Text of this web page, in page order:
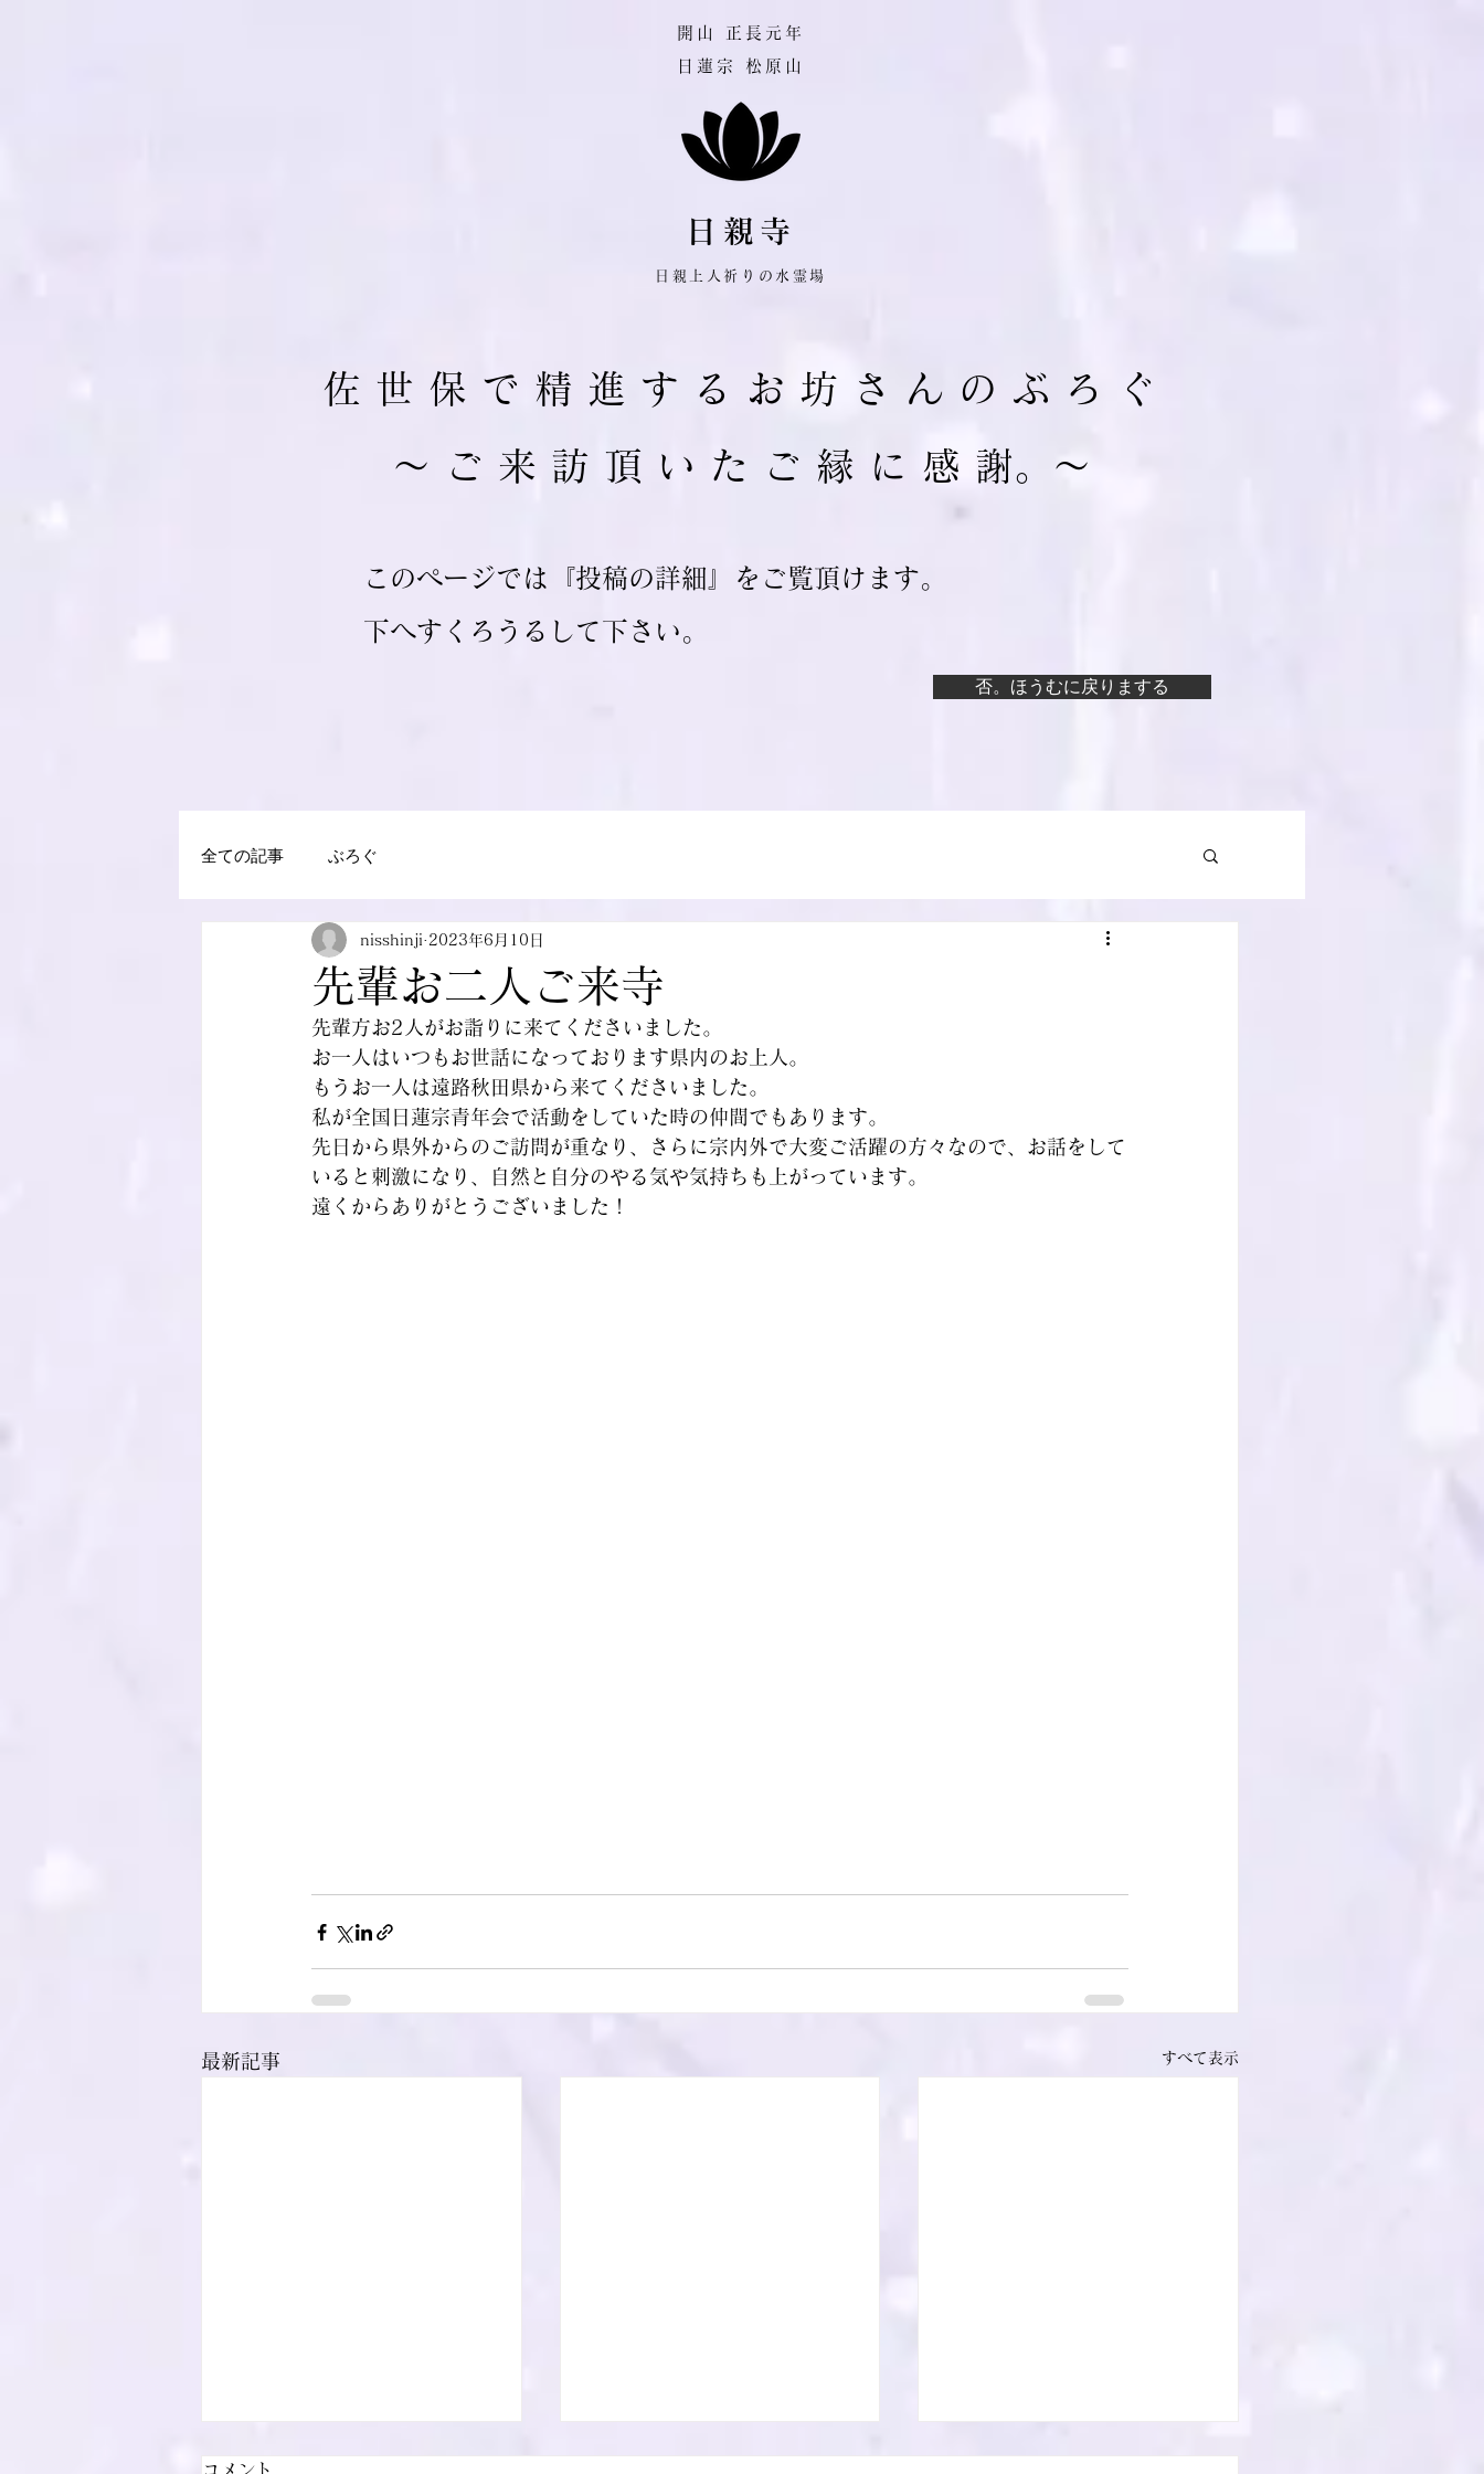
​開山 正長元年
日蓮宗 松原山
日親寺
日親上人祈りの水霊場
佐 世 保 で 精 進 す る お 坊 さ ん の ぶ ろ ぐ
​～ ご 来 訪 頂 い た ご 縁 に 感 謝。～
このページでは『投稿の詳細』をご覧頂けます。
​下へすくろうるして下さい。
否。ほうむに戻りまする
全ての記事 ぶろぐ
先輩お二人ご来寺
nisshinji 2023年6月10日
先輩方お2人がお詣りに来てくださいました。
お一人はいつもお世話になっております県内のお上人。
もうお一人は遠路秋田県から来てくださいました。
私が全国日蓮宗青年会で活動をしていた時の仲間でもあります。
先日から県外からのご訪問が重なり、さらに宗内外で大変ご活躍の方々なので、お話をして
いると刺激になり、自然と自分のやる気や気持ちも上がっています。
遠くからありがとうございました！
最新記事 すべて表示
コメント